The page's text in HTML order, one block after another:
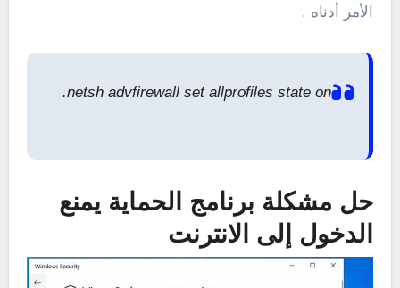
الأمر أدناه .
netsh advfirewall set allprofiles state on.
حل مشكلة برنامج الحماية يمنع
الدخول إلى الانترنت